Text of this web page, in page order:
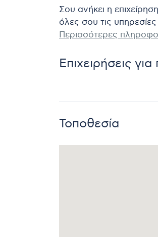
Σου ανήκει η
όλες σου τις
Περισσότερες
Επιχειρήσεις για
Τοποθεσία